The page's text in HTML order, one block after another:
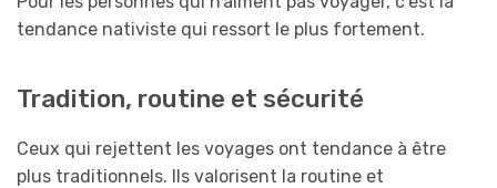
tendance nativiste qui ressort le plus fortement.
Tradition, routine et sécurité
Ceux qui rejettent les voyages ont tendance à être
plus traditionnels. Ils valorisent la routine et